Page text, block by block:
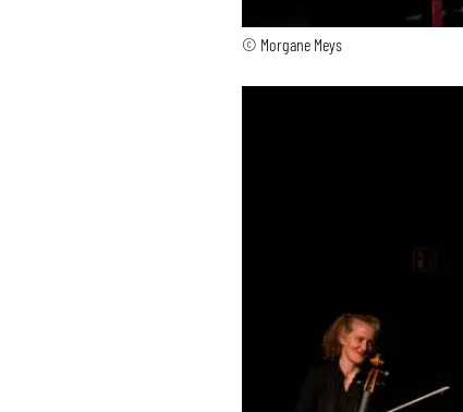
© Morgane Meys